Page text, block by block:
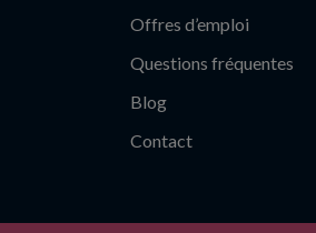
Offres d’emploi
Questions fréquentes
Blog
Contact